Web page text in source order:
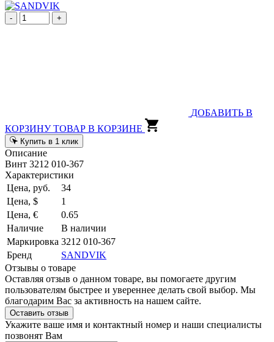
- +
ДОБАВИТЬ В
КОРЗИНУ ТОВАР В КОРЗИНЕ
Купить в 1 клик
Описание
Винт 3212 010-367
Характеристики
Цена, руб.
34
Цена, $
1
Цена, €
0.65
Наличие
В наличии
Маркировка 3212 010-367
Бренд
SANDVIK
Отзывы о товаре
Оставляя отзыв о данном товаре, вы помогаете другим
пользователям быстрее и увереннее делать свой выбор. Мы
благодарим Вас за активность на нашем сайте.
Оставить отзыв
Укажите ваше имя и контактный номер и наши специалисты
позвонят Вам